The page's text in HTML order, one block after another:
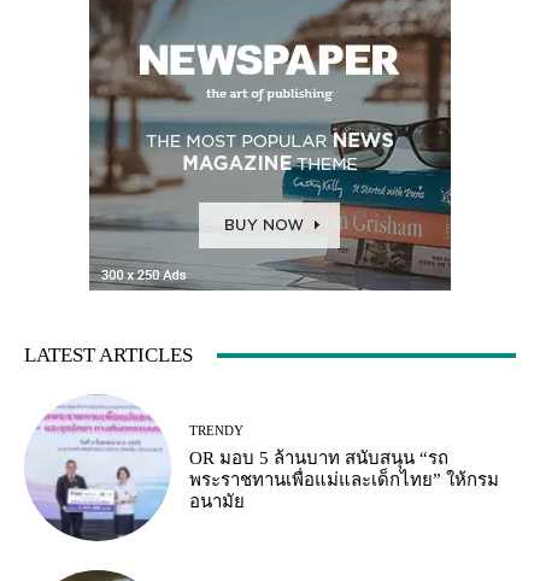
LATEST ARTICLES
TRENDY
OR มอบ 5 ล้านบาท สนับสนุน “รถ
พระราชทานเพื่อแม่และเด็กไทย” ให้กรม
อนามัย